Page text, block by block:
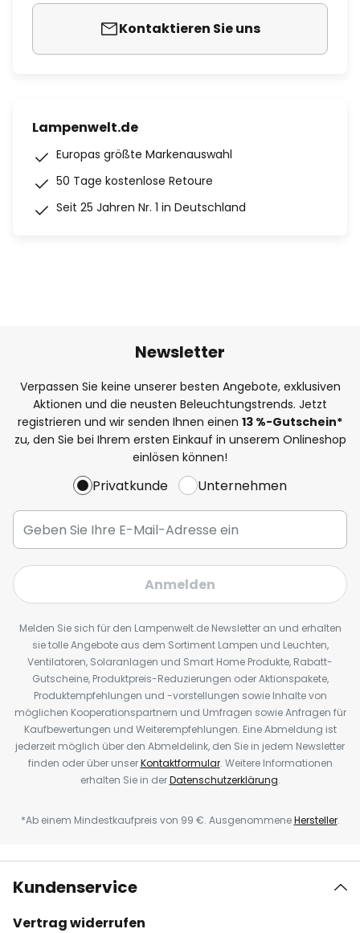
Kontaktieren Sie uns
Lampenwelt.de
Europas größte Markenauswahl
50 Tage kostenlose Retoure
Seit 25 Jahren Nr. 1 in Deutschland
Newsletter
Verpassen Sie keine unserer besten Angebote, exklusiven
Aktionen und die neusten Beleuchtungstrends. Jetzt
registrieren und wir senden Ihnen einen 13 %-Gutschein*
zu, den Sie bei Ihrem ersten Einkauf in unserem Onlineshop
einlösen können!
Privatkunde Unternehmen
Anmelden
Melden Sie sich für den Lampenwelt.de Newsletter an und erhalten
sie tolle Angebote aus dem Sortiment Lampen und Leuchten,
Ventilatoren, Solaranlagen und Smart Home Produkte, Rabatt-
Gutscheine, Produktpreis-Reduzierungen oder Aktionspakete,
Produktempfehlungen und -vorstellungen sowie Inhalte von
möglichen Kooperationspartnern und Umfragen sowie Anfragen für
Kaufbewertungen und Weiterempfehlungen. Eine Abmeldung ist
jederzeit möglich über den Abmeldelink, den Sie in jedem Newsletter
finden oder über unserKontaktformular. Weitere Informationen
erhalten Sie in derDatenschutzerklärung.
*Ab einem Mindestkaufpreis von 99 €. AusgenommeneHersteller.
Kundenservice
Vertrag widerrufen